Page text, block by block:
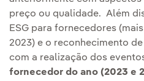
preço ou qualidade. Além
ESG para fornecedores
2023) e o reconhecimento
com a realização dos
fornecedor do ano (2023 e